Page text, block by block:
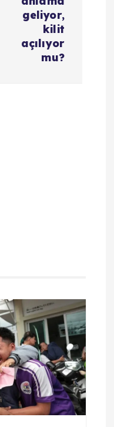
geliyor,
kilit
açılıyor
mu?